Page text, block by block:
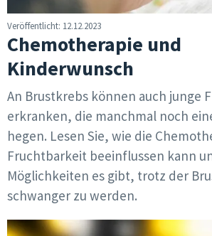
Veröffentlicht: 12.12.2023
Chemotherapie und
Kinderwunsch
An Brustkrebs können auch junge
erkranken, die manchmal noch
hegen. Lesen Sie, wie die
Fruchtbarkeit beeinflussen kann
Möglichkeiten es gibt, trotz der
schwanger zu werden.